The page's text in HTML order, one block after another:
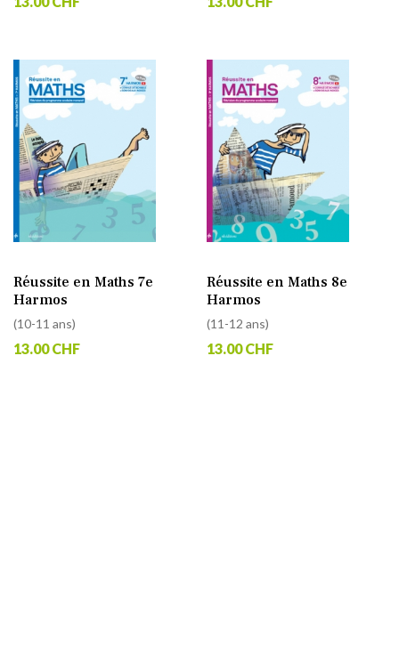
Réussite en Maths 7e
Harmos
(10-11 ans)
13.00 CHF
Réussite en Maths 8e
Harmos
(11-12 ans)
13.00 CHF